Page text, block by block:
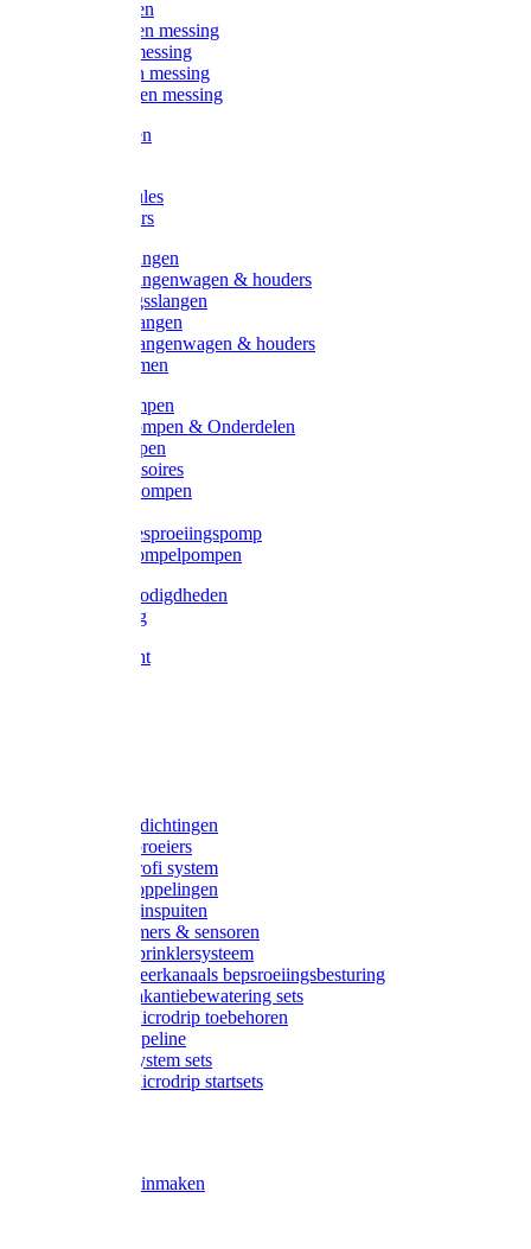
Kogelkranen
Koppelingen messing
Sproeiers messing
Tuinspuiten messing
Slangstukken messing
Handspuiten
Kunststoftules
Regenmeters
Overige slangen
Overige slangenwagen & houders
Beregeningsslangen
Gardena slangen
Gardena slangenwagen & houders
Slangklemmen
Leader pompen
Zwengelpompen & Onderdelen
Ebara pompen
Pompaccessoires
Excellent pompen
Gardena besproeiingspomp
Gardena dompelpompen
Tyleen benodigdheden
Tyleenslang
Lange bocht
Gardena afdichtingen
Gardena sproeiers
Gardena Profi system
Gardena koppelingen
Gardena tuinspuiten
Gardena timers & sensoren
Gardena Sprinklersysteem
Gardena meerkanaals bepsroeiingsbesturing
Gardena vakantiebewatering sets
Gardena Microdrip toebehoren
Gardena Pipeline
Gardena System sets
Gardena Microdrip startsets
Wecken & inmaken